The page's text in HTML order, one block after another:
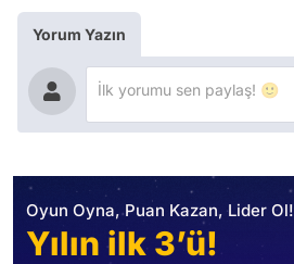
Yorum Yazın
Oyun Oyna, Puan Kazan, Lider Ol!
Yılın ilk 3’ü!